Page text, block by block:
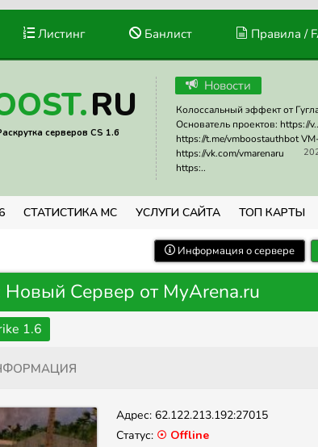
Листинг Банлист Правила /
RU
серверов CS 1.6
Новости
Колоссальный эффект от
Основатель проектов: https://v..
https://t.me/vmboostauthbot
https://vk.com/vmarenaru
https:..
СТАТИСТИКА МС УСЛУГИ САЙТА ТОП КАРТЫ
Информация о сервере
Новый Сервер от MyArena.ru
1.6
Адрес: 62.122.213.192:27015
Статус: ☉ Offline